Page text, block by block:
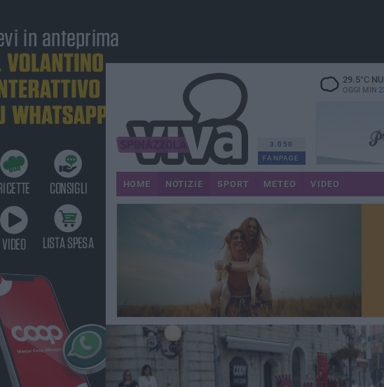
3.050
FANPAGE
29.5°C
OGGI MIN
HOME NOTIZIE SPORT METEO VIDEO